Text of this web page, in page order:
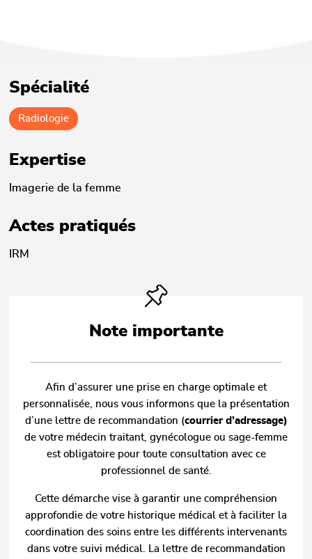
Spécialité
Radiologie
Expertise
Imagerie de la femme
Actes pratiqués
IRM
Note importante
Afin d’assurer une prise en charge optimale et
personnalisée, nous vous informons que la présentation
d’une lettre de recommandation (courrier d’adressage)
de votre médecin traitant, gynécologue ou sage-femme
est obligatoirepour toute consultation avec ce
professionnel de santé.
Cette démarche vise à garantir une compréhension
approfondie de votre historique médical et à faciliter la
coordination des soins entre les différents intervenants
dans votre suivi médical. La lettre de recommandation